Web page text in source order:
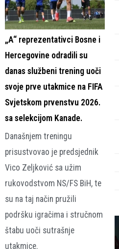
„A“ reprezentativci Bosne i
Hercegovine odradili su
danas službeni trening uoči
svoje prve utakmice na FIFA
Svjetskom prvenstvu 2026.
sa selekcijom Kanade.
Današnjem treningu
prisustvovao je predsjednik
Vico Zeljković sa užim
rukovodstvom NS/FS BiH, te
su na taj način pružili
podršku igračima i stručnom
štabu uoči sutrašnje
utakmice.